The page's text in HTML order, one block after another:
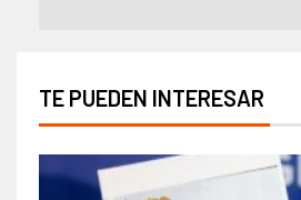
TE PUEDEN INTERESAR